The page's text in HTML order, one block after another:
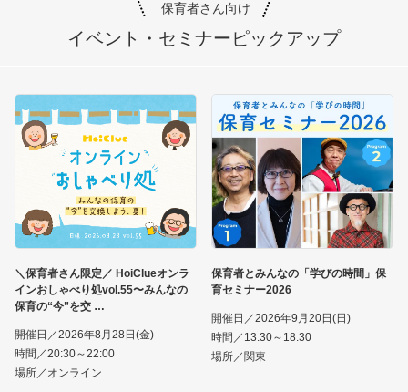
保育者さん向け
イベント・セミナーピックアップ
＼保育者さん限定／ HoiClueオンラ
インおしゃべり処vol.55〜みんなの
保育の“今”を交
開催日／2026年8月28日(金)
時間／20:30～22:00
場所／オンライン
保育者とみんなの「学びの時間」保
育セミナー2026
開催日／2026年9月20日(日)
時間／13:30～18:30
場所／関東